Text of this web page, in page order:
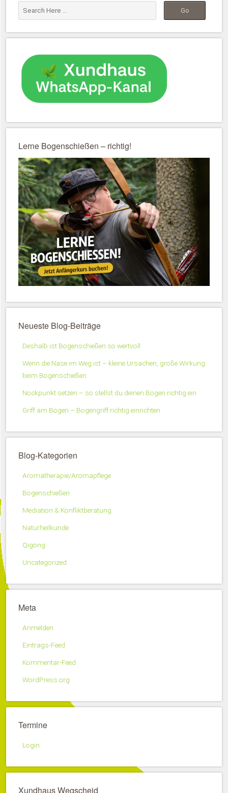
Lerne Bogenschießen – richtig!
Neueste Blog-Beiträge
Deshalb ist Bogenschießen so wertvoll
Wenn die Nase im Weg ist – kleine Ursachen, große Wirkung
beim Bogenschießen
Nockpunkt setzen – so stellst du deinen Bogen richtig ein
Griff am Bogen – Bogengriff richtig einrichten
Blog-Kategorien
Aromatherapie/Aromapflege
Bogenschießen
Mediation & Konfliktberatung
Naturheilkunde
Qigong
Uncategorized
Meta
Anmelden
Eintrags-Feed
Kommentar-Feed
WordPress.org
Termine
Login
Xundhaus Wegscheid